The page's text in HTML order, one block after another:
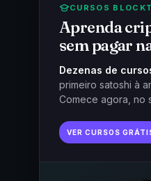
CURSOS
Aprenda
sem pagar
Dezenas de
primeiro satoshi à
Comece agora, no
VER CURSOS